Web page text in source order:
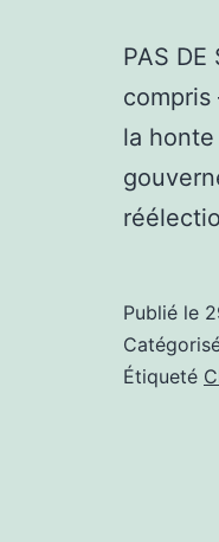
PAS
compris
la
Publié le
Étiqueté